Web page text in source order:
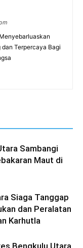
Terpercaya Bagi
Sambangi
Maut di
Siaga Tanggap
dan Peralatan
Karhutla
Bengkulu Utara